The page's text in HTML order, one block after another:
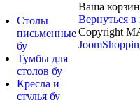
Столы
письменные
бу
Тумбы для
столов бу
Кресла и
стулья бу
Ваша
Вернуться в
Copyright